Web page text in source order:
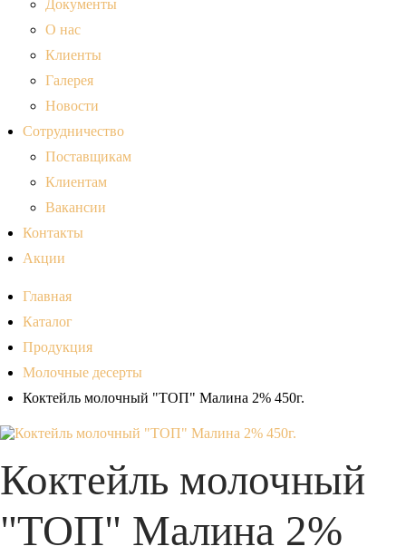
Документы
О нас
Клиенты
Галерея
Новости
Сотрудничество
Поставщикам
Клиентам
Вакансии
Контакты
Акции
Главная
Каталог
Продукция
Молочные десерты
Коктейль молочный "ТОП" Малина 2% 450г.
Коктейль молочный
"ТОП" Малина 2%